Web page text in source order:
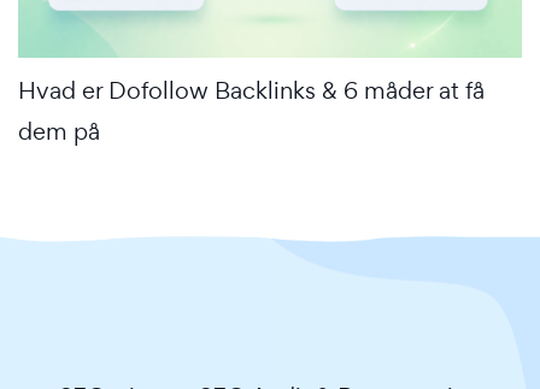
Hvad er Dofollow Backlinks & 6 måder at få
dem på